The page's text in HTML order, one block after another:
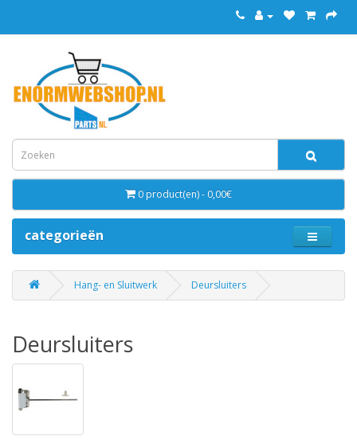
0 product(en) - 0,00€
categorieën
Hang- en Sluitwerk Deursluiters
Deursluiters